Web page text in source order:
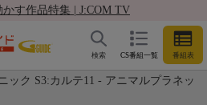
す作品特集 | J:COM TV
CS番組一覧 番組表
検索
ック S3:カルテ11 - アニマルプラネッ